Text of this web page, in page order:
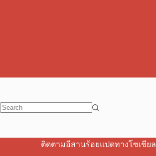
ติดตามอีสานร้อยแปดทางโซเชียล